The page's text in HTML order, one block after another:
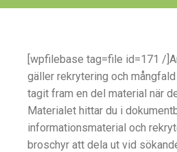
[wpfilebase tag=file id=171 /
gäller rekrytering och
tagit fram en del material när
Materialet hittar du i
informationsmaterial och
broschyr att dela ut vid